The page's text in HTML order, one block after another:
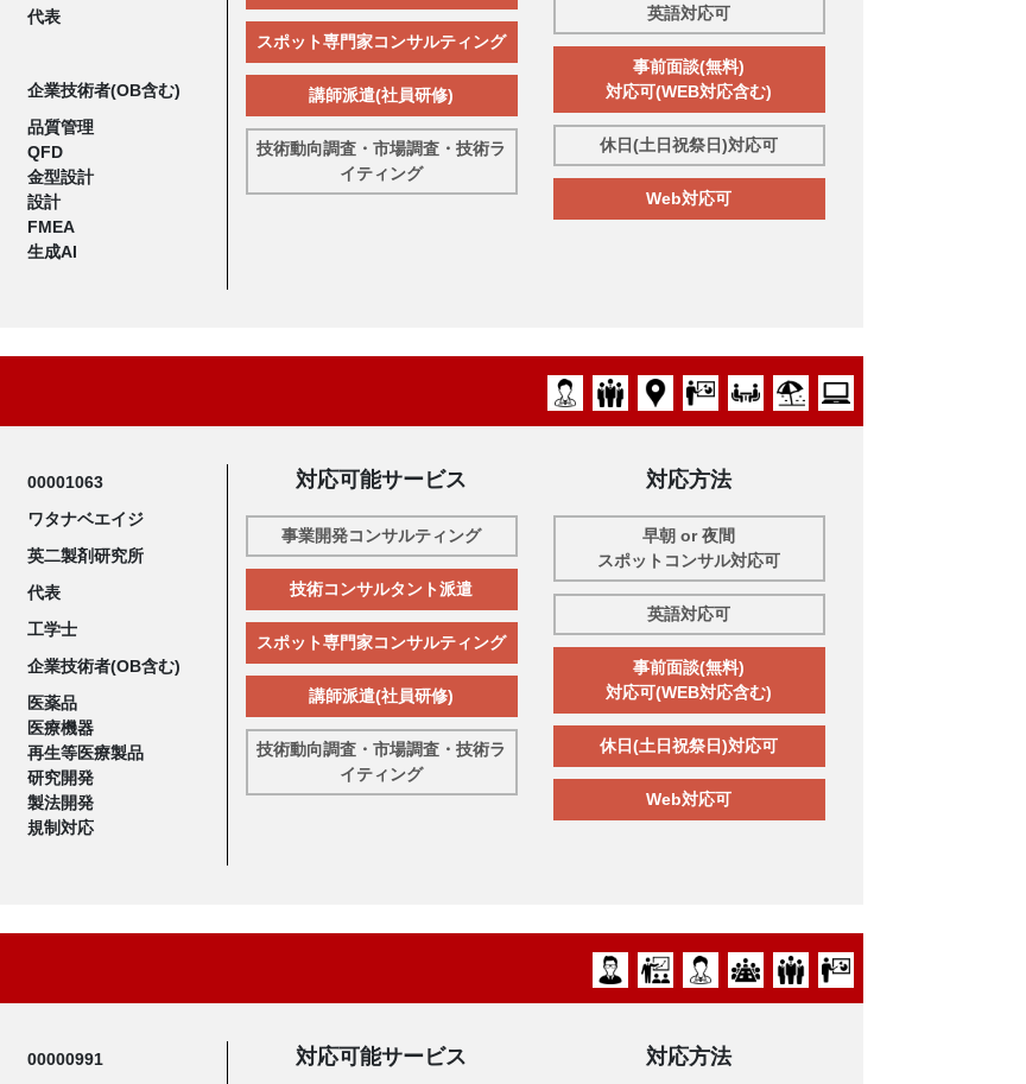
代表
企業技術者(OB含む)
品質管理
QFD
金型設計
設計
FMEA
生成AI
スポット専門家コンサルティング
講師派遣(社員研修)
技術動向調査・市場調査・技術ラ
イティング
英語対応可
事前面談(無料)
対応可(WEB対応含む)
休日(土日祝祭日)対応可
Web対応可
00001063
ワタナベエイジ
英二製剤研究所
代表
工学士
企業技術者(OB含む)
医薬品
医療機器
再生等医療製品
研究開発
製法開発
規制対応
対応可能サービス
事業開発コンサルティング
技術コンサルタント派遣
スポット専門家コンサルティング
講師派遣(社員研修)
技術動向調査・市場調査・技術ラ
イティング
対応方法
早朝 or 夜間
スポットコンサル対応可
英語対応可
事前面談(無料)
対応可(WEB対応含む)
休日(土日祝祭日)対応可
Web対応可
00000991
対応可能サービス 対応方法